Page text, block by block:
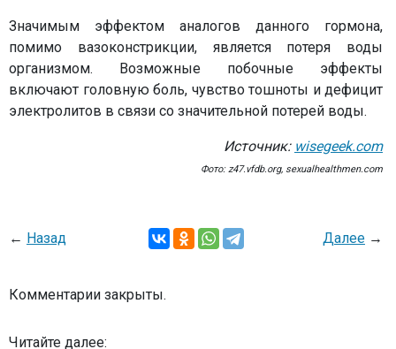
Значимым эффектом аналогов данного гормона,
помимо вазоконстрикции, является потеря воды
организмом. Возможные побочные эффекты
включают головную боль, чувство тошноты и дефицит
электролитов в связи со значительной потерей воды.
Источник: wisegeek.com
Фото: z47.vfdb.org, sexualhealthmen.com
← Назад Далее →
Комментарии закрыты.
Читайте далее: